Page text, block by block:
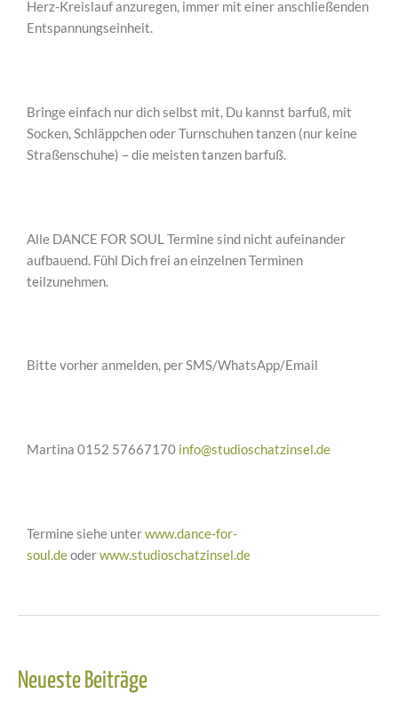
Herz-Kreislauf anzuregen, immer mit einer anschließenden
Entspannungseinheit.
Bringe einfach nur dich selbst mit, Du kannst barfuß, mit
Socken, Schläppchen oder Turnschuhen tanzen (nur keine
Straßenschuhe) – die meisten tanzen barfuß.
Alle DANCE FOR SOUL Termine sind nicht aufeinander
aufbauend. Fühl Dich frei an einzelnen Terminen
teilzunehmen.
Bitte vorher anmelden, per SMS/WhatsApp/Email
Martina 0152 57667170 info@studioschatzinsel.de
Termine siehe unterwww.dance-for-
soul.deoderwww.studioschatzinsel.de
Neueste Beiträge